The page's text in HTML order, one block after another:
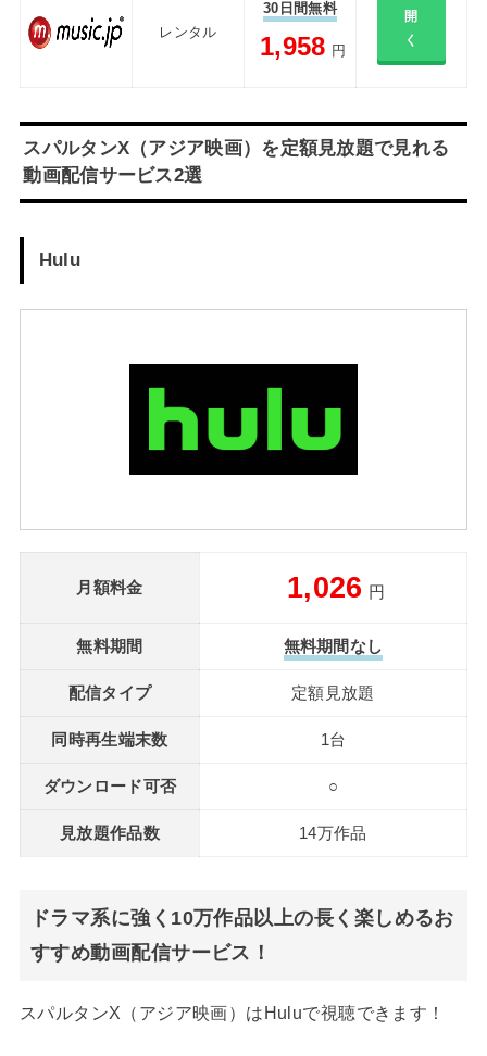
レンタル
30日間無料
1,958 円
開
く
スパルタンX（アジア映画）を定額見放題で見れる
動画配信サービス2選
Hulu
月額料金 1,026 円
無料期間 無料期間なし
配信タイプ 定額見放題
同時再生端末数 1台
ダウンロード可否 ○
見放題作品数 14万作品
ドラマ系に強く10万作品以上の長く楽しめるお
すすめ動画配信サービス！
スパルタンX（アジア映画）はHuluで視聴できます！